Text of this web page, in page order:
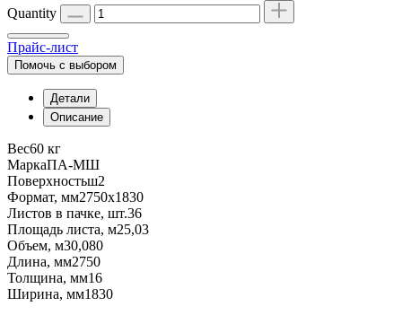
Quantity
Прайс-лист
Помочь с выбором
Детали
Описание
Вес60 кг
МаркаПА-МШ
Поверхностьш2
Формат, мм2750х1830
Листов в пачке, шт.36
Площадь листа, м25,03
Объем, м30,080
Длина, мм2750
Толщина, мм16
Ширина, мм1830